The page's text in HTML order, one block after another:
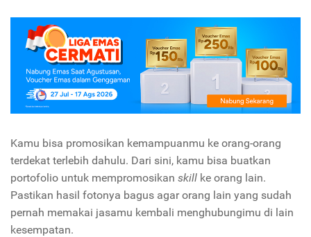
Kamu bisa promosikan kemampuanmu ke orang-orang
terdekat terlebih dahulu. Dari sini, kamu bisa buatkan
portofolio untuk mempromosikan skill ke orang lain.
Pastikan hasil fotonya bagus agar orang lain yang sudah
pernah memakai jasamu kembali menghubungimu di lain
kesempatan.